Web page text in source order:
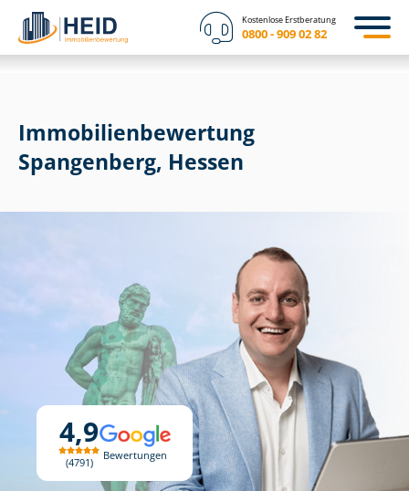
Kostenlose Erstberatung
0800 - 909 02 82
4,9
4791
Bewertungen
Immobilien­bewertung
Spangenberg, Hessen